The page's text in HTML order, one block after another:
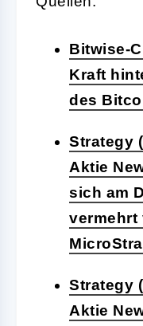
Bitwise-
Kraft
des
Strategy
Aktie
sich am
vermehrt
Strategy
Aktie